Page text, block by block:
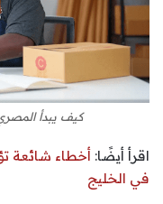
كيف يبدأ
اقرأ أيضًا: أخطاء شائعة
في الخليج